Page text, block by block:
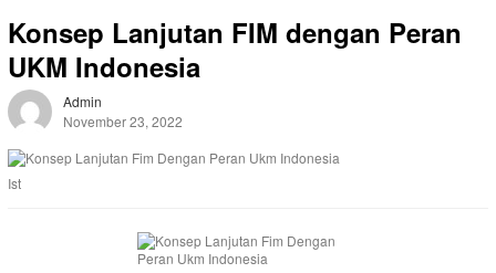
Konsep Lanjutan FIM dengan Peran
UKM Indonesia
Admin
November 23, 2022
Ist